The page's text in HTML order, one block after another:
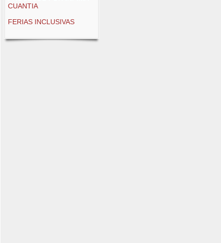
CUANTIA
FERIAS INCLUSIVAS